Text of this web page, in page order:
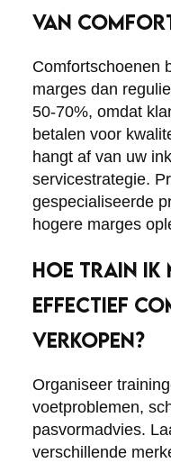
VAN
Comfortschoenen
marges dan
50-70%, omdat
betalen voor
hangt af van uw
servicestrategie.
gespecialiseerde
hogere marges
HOE TRAIN IK
EFFECTIEF
VERKOPEN?
Organiseer
voetproblemen,
pasvormadvies.
verschillende